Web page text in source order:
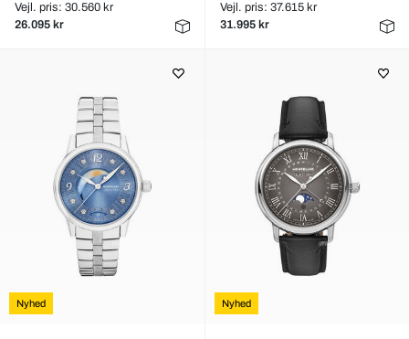
Vejl. pris: 30.560 kr
26.095 kr
Vejl. pris: 37.615 kr
31.995 kr
Nyhed Nyhed